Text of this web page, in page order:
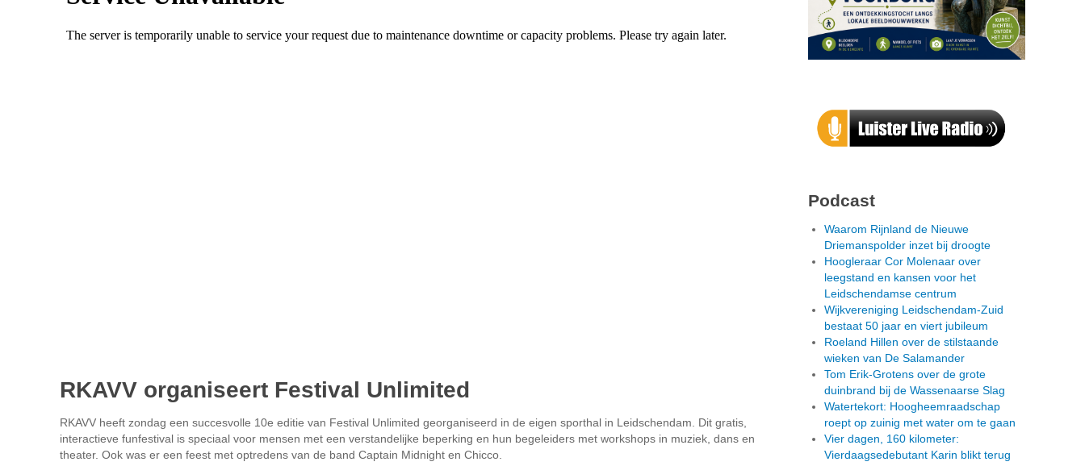
RKAVV organiseert Festival Unlimited
RKAVV heeft zondag een succesvolle 10e editie van Festival Unlimited georganiseerd in de eigen sporthal in Leidschendam. Dit gratis,
interactieve funfestival is speciaal voor mensen met een verstandelijke beperking en hun begeleiders met workshops in muziek, dans en
theater. Ook was er een feest met optredens van de band Captain Midnight en Chicco.
Podcast
Waarom Rijnland de Nieuwe
Driemanspolder inzet bij droogte
Hoogleraar Cor Molenaar over
leegstand en kansen voor het
Leidschendamse centrum
Wijkvereniging Leidschendam-Zuid
bestaat 50 jaar en viert jubileum
Roeland Hillen over de stilstaande
wieken van De Salamander
Tom Erik-Grotens over de grote
duinbrand bij de Wassenaarse Slag
Watertekort: Hoogheemraadschap
roept op zuinig met water om te gaan
Vier dagen, 160 kilometer:
Vierdaagsedebutant Karin blikt terug